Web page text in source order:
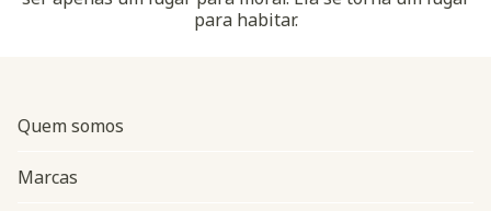
para habitar.
Quem somos
Marcas